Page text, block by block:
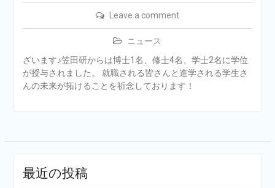
Leave a comment
ニュース
ざいます♪笠田研からは博士1名、修士4名、学士2名に学位
が授与されました。 就職される皆さんと進学される学生さ
んの未来が拓けることを祈念しております！
最近の投稿